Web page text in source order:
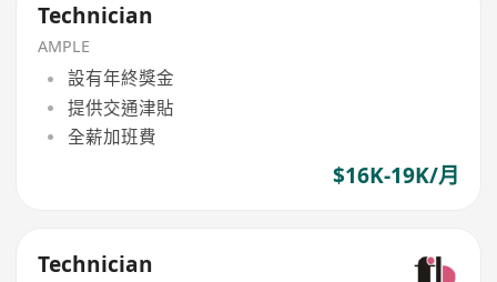
Technician
AMPLE
設有年終獎金
提供交通津貼
全薪加班費
$16K-19K/月
Technician